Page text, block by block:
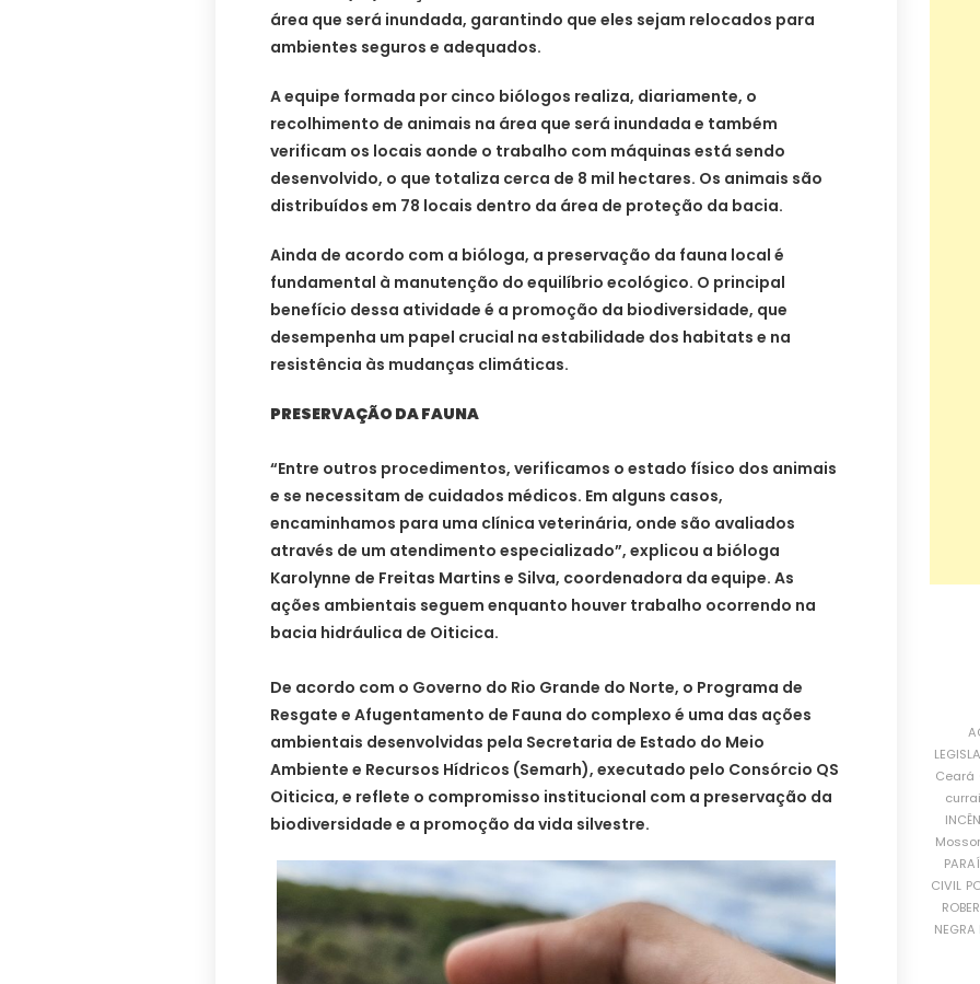
área que será inundada, garantindo que eles sejam relocados para
ambientes seguros e adequados.
A equipe formada por cinco biólogos realiza, diariamente, o
recolhimento de animais na área que será inundada e também
verificam os locais aonde o trabalho com máquinas está sendo
desenvolvido, o que totaliza cerca de 8 mil hectares. Os animais são
distribuídos em 78 locais dentro da área de proteção da bacia.
Ainda de acordo com a bióloga, a preservação da fauna local é
fundamental à manutenção do equilíbrio ecológico. O principal
benefício dessa atividade é a promoção da biodiversidade, que
desempenha um papel crucial na estabilidade dos habitats e na
resistência às mudanças climáticas.
PRESERVAÇÃO DA FAUNA
“Entre outros procedimentos, verificamos o estado físico dos animais
e se necessitam de cuidados médicos. Em alguns casos,
encaminhamos para uma clínica veterinária, onde são avaliados
através de um atendimento especializado”, explicou a bióloga
Karolynne de Freitas Martins e Silva, coordenadora da equipe. As
ações ambientais seguem enquanto houver trabalho ocorrendo na
bacia hidráulica de Oiticica.
De acordo com o Governo do Rio Grande do Norte, o Programa de
Resgate e Afugentamento de Fauna do complexo é uma das ações
ambientais desenvolvidas pela Secretaria de Estado do Meio
Ambiente e Recursos Hídricos (Semarh), executado pelo Consórcio QS
Oiticica, e reflete o compromisso institucional com a preservação da
biodiversidade e a promoção da vida silvestre.
Ceará
CIVIL
NEGRA